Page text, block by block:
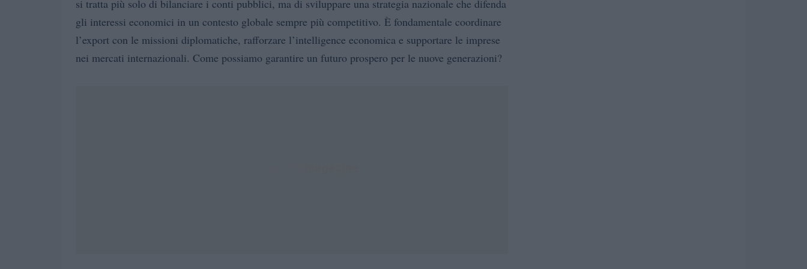
si tratta più solo di bilanciare i conti pubblici, ma di sviluppare una strategia nazionale che difenda
gli interessi economici in un contesto globale sempre più competitivo. È fondamentale coordinare
l’export con le missioni diplomatiche, rafforzare l’intelligence economica e supportare le imprese
nei mercati internazionali. Come possiamo garantire un futuro prospero per le nuove generazioni?